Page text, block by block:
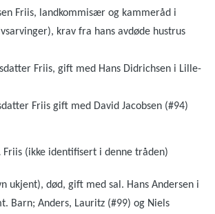
Friis, landkommisær og kammeråd i
krav fra hans avdøde hustrus
Friis, gift med Hans Didrichsen i Lille-
Friis gift med David Jacobsen (#94)
Friis (ikke identifisert i denne tråden)
ukjent), død, gift med sal. Hans Andersen i
Barn; Anders, Lauritz (#99) og Niels